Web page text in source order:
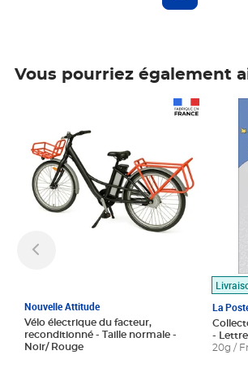
Vous pourriez également
Nouvelle Attitude
Vélo électrique du facteur,
reconditionné - Taille normale -
Noir/ Rouge
La
-
20g /
Prix